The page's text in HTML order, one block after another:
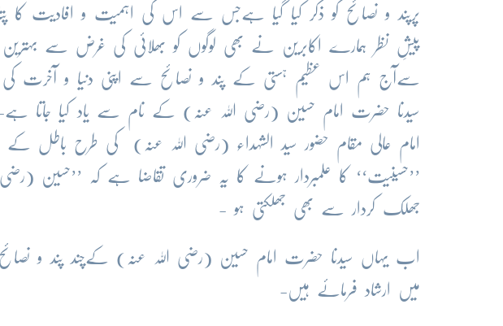
پرپند و نصائح کو ذکر کیا گیا ہےجس سے اس کی اہمیت و افادیت
پیشِ نظر ہمارے اکابرین نے بھی لوگوں کو بھلائی کی غرض سے بہترین
سےآج ہم اس عظیم ہستی کے پند و نصائح سے اپنی دنیا و آخرت کی
سیدنا حضرت امام حسین (رضی اللہ عنہ) کے نام سے یاد کیا جاتا
امام عالی مقام حضور سید الشہداء (رضی اللہ عنہ) کی طرح باطل
’’حسینیت‘‘ کا علمبردار ہونے کا یہ ضروری تقاضا ہے کہ ’’حسین
جھلک کردار سے بھی جھلکتی ہو -
اب یہاں سیدنا حضرت امام حسین (رضی اللہ عنہ) کےچند پند و
میں ارشاد فرمائے ہیں-